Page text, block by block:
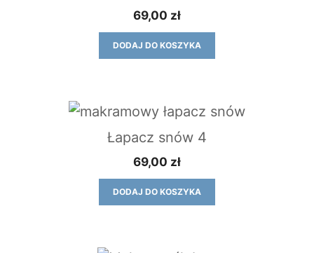
69,00 zł
DODAJ DO KOSZYKA
Łapacz snów 4
69,00 zł
DODAJ DO KOSZYKA